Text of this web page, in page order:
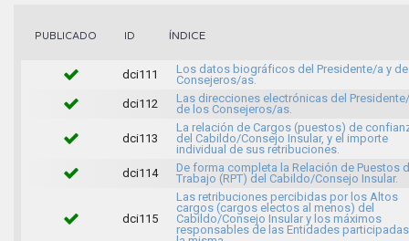
PUBLICADO ID ÍNDICE
dci111
Los datos biográficos del Presidente/a y
Consejeros/as.
dci112
Las direcciones electrónicas del
de los Consejeros/as.
dci113
La relación de Cargos (puestos) de
del Cabildo/Consejo Insular, y el importe
individual de sus retribuciones.
dci114
De forma completa la Relación de Puestos
Trabajo (RPT) del Cabildo/Consejo Insular.
dci115
Las retribuciones percibidas por los Altos
cargos (cargos electos al menos) del
Cabildo/Consejo Insular y los máximos
responsables de las Entidades